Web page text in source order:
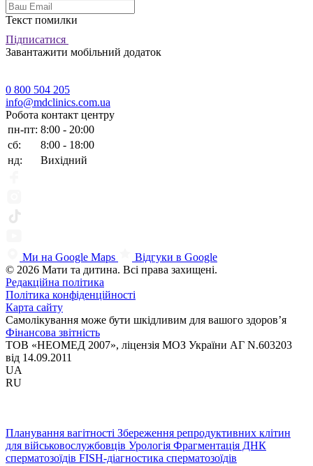
Текст помилки
Підписатися
Завантажити мобільний додаток
0 800 504 205
info@mdclinics.com.ua
Робота контакт центру
пн-пт: 8:00 - 20:00
сб:
8:00 - 18:00
нд:
Вихідний
Ми на Google Maps
Відгуки в Google
© 2026 Мати та дитина. Всі права захищені.
Редакційна політика
Політика конфіденційності
Карта сайту
Самолікування може бути шкідливим для вашого здоров’я
Фінансова звітність
ТОВ «НЕОМЕД 2007», ліцензія МОЗ України АГ N.603203
від 14.09.2011
UA
RU
Планування вагітності Збереження репродуктивних клітин
для військовослужбовців Урологія Фрагментація ДНК
сперматозоїдів FISH-діагностика сперматозоїдів